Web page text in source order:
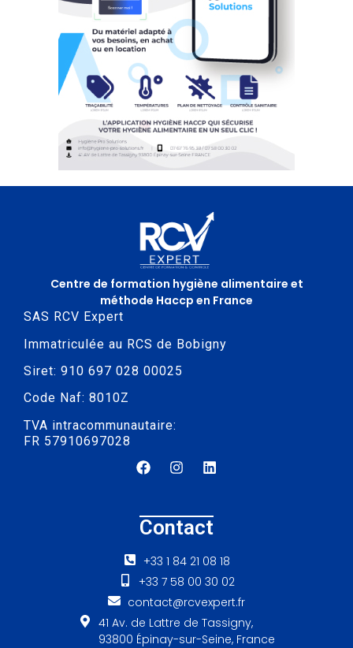
Centre de formation hygiène alimentaire et
méthode Haccp en France
SAS RCV Expert
Immatriculée au RCS de Bobigny
Siret: 910 697 028 00025
Code Naf: 8010Z
TVA intracommunautaire:
FR 57910697028
Contact
+33 1 84 21 08 18
+33 7 58 00 30 02
contact@rcvexpert.fr
41 Av. de Lattre de Tassigny,
93800 Épinay-sur-Seine, France